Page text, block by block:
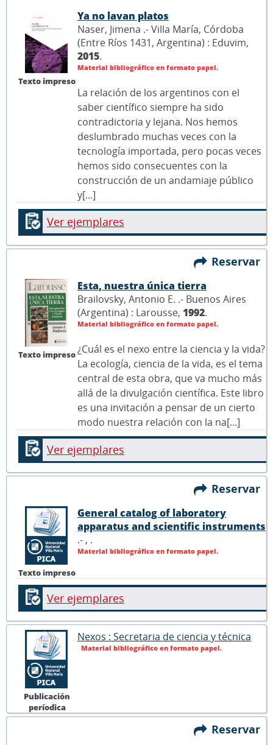
Texto impreso
Ya no lavan platos
Naser, Jimena .- Villa María, Córdoba
(Entre Ríos 1431, Argentina) : Eduvim,
2015.
Material bibliográfico en formato papel.
La relación de los argentinos con el
saber científico siempre ha sido
contradictoria y lejana. Nos hemos
deslumbrado muchas veces con la
tecnología importada, pero pocas veces
hemos sido consecuentes con la
construcción de un andamiaje público
y[...]
Ver ejemplares
Reservar
Texto impreso
Esta, nuestra única tierra
Brailovsky, Antonio E. .- Buenos Aires
(Argentina) : Larousse, 1992.
Material bibliográfico en formato papel.
¿Cuál es el nexo entre la ciencia y la vida?
La ecología, ciencia de la vida, es el tema
central de esta obra, que va mucho más
allá de la divulgación científica. Este libro
es una invitación a pensar de un cierto
modo nuestra relación con la na[...]
Ver ejemplares
Reservar
Texto impreso
General catalog of laboratory
apparatus and scientific instruments
.- , .
Material bibliográfico en formato papel.
Ver ejemplares
Publicación
períodica
Nexos : Secretaria de ciencia y técnica
Material bibliográfico en formato papel.
Reservar